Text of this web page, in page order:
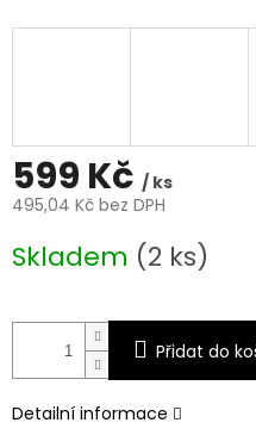
599 Kč / ks
495,04 Kč bez DPH
cena:
Skladem (2 ks)
Přidat do
Detailní informace